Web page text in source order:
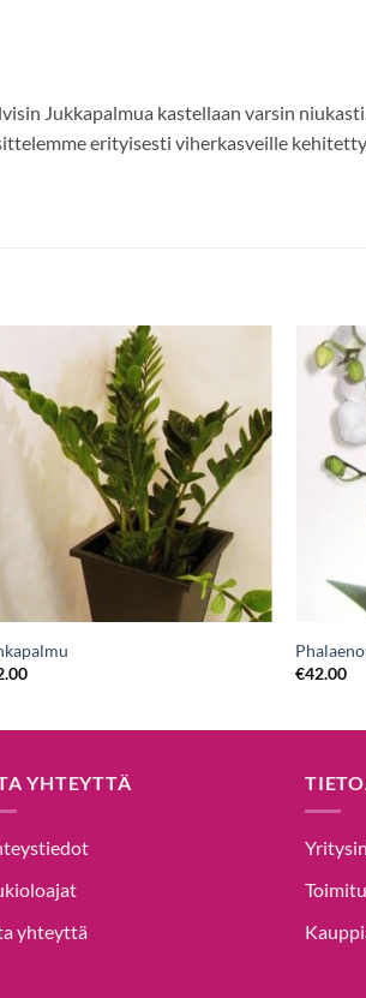
Jukkapalmua kastellaan varsin
erityisesti viherkasveille
€42.00
YHTEYTTÄ
yhteyttä